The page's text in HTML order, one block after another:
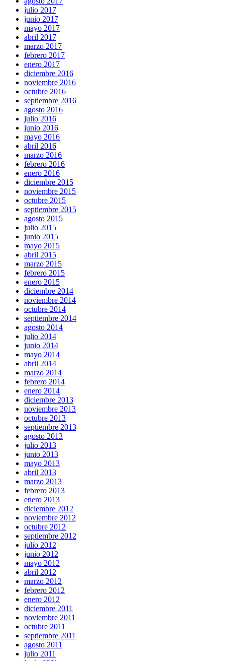
julio 2017
junio 2017
mayo 2017
abril 2017
marzo 2017
febrero 2017
enero 2017
diciembre 2016
noviembre 2016
octubre 2016
septiembre 2016
agosto 2016
julio 2016
junio 2016
mayo 2016
abril 2016
marzo 2016
febrero 2016
enero 2016
diciembre 2015
noviembre 2015
octubre 2015
septiembre 2015
agosto 2015
julio 2015
junio 2015
mayo 2015
abril 2015
marzo 2015
febrero 2015
enero 2015
diciembre 2014
noviembre 2014
octubre 2014
septiembre 2014
agosto 2014
julio 2014
junio 2014
mayo 2014
abril 2014
marzo 2014
febrero 2014
enero 2014
diciembre 2013
noviembre 2013
octubre 2013
septiembre 2013
agosto 2013
julio 2013
junio 2013
mayo 2013
abril 2013
marzo 2013
febrero 2013
enero 2013
diciembre 2012
noviembre 2012
octubre 2012
septiembre 2012
julio 2012
junio 2012
mayo 2012
abril 2012
marzo 2012
febrero 2012
enero 2012
diciembre 2011
noviembre 2011
octubre 2011
septiembre 2011
agosto 2011
julio 2011